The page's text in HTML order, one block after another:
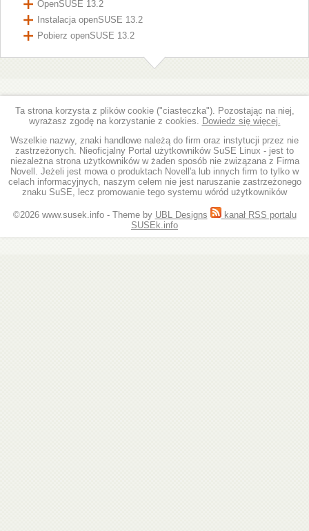
OpenSUSE 13.2
Instalacja openSUSE 13.2
Pobierz openSUSE 13.2
Ta strona korzysta z plików cookie ("ciasteczka"). Pozostając na niej,
wyrażasz zgodę na korzystanie z cookies.
Dowiedz się więcej.
Wszelkie nazwy, znaki handlowe należą do firm oraz instytucji przez nie
zastrzeżonych. Nieoficjalny Portal użytkowników SuSE Linux - jest to
niezależna strona użytkowników w żaden sposób nie zwizązana z Firma
Novell. Jeżeli jest mowa o produktach Novell'a lub innych firm to tylko w
celach informacyjnych, naszym celem nie jest naruszanie zastrzeżonego
znaku SuSE, lecz promowanie tego systemu wóród użytkowników
©2026 www.susek.info - Theme by UBL Designs
kanał RSS portalu
SUSEk.info